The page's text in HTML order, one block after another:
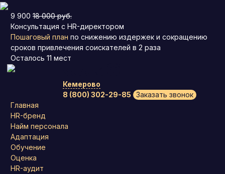
9 900 18 000 руб.
Консультация с HR-директором
Пошаговый план по снижению издержек и сокращению
сроков привлечения соискателей в 2 раза
Осталось 11 мест
Кемерово
8 (800) 302-29-85
Заказать звонок
Главная
HR-бренд
Найм персонала
Адаптация
Обучение
Оценка
HR-аудит